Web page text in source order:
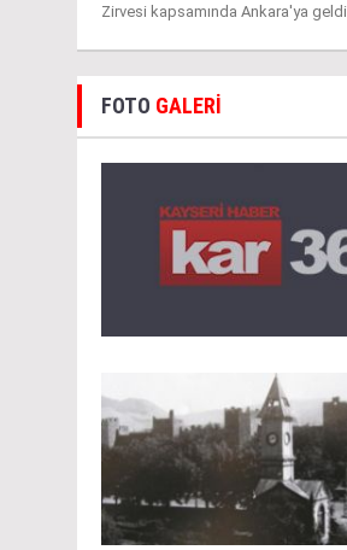
Zirvesi kapsamında Ankara'ya geldi.
FOTO GALERİ